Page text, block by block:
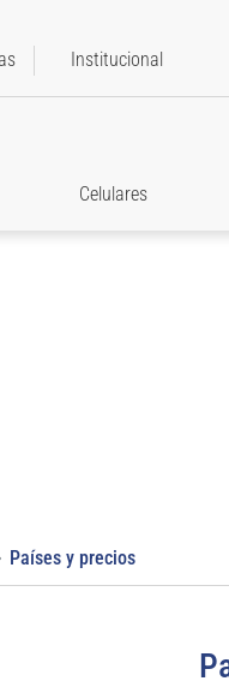
Institucional
Celulares
Países y precios